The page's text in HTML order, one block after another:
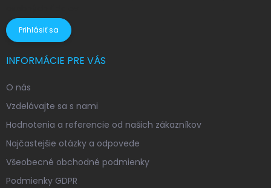
Prihlásiť sa
INFORMÁCIE PRE VÁS
O nás
Vzdelávajte sa s nami
Hodnotenia a referencie od našich zákazníkov
Najčastejšie otázky a odpovede
Všeobecné obchodné podmienky
Podmienky GDPR